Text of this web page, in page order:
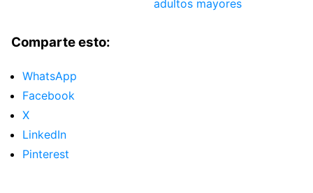
adultos mayores
Comparte esto:
WhatsApp
Facebook
X
LinkedIn
Pinterest